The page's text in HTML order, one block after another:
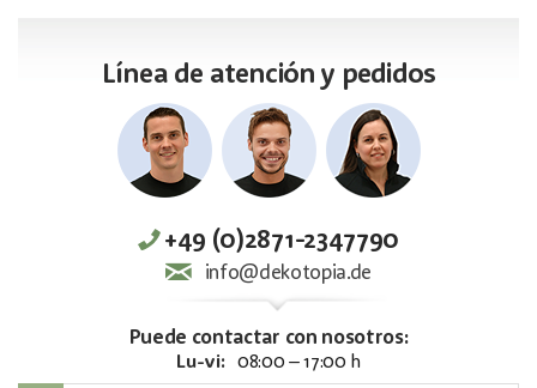
Línea de atención y pedidos
+49 (0)2871-2347790
info@dekotopia.de
Puede contactar con nosotros:
Lu-vi: 08:00 – 17:00 h